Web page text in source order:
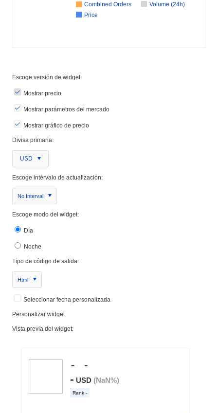
Combined Orders
Volume (24h)
Price
Escoge versión de widget:
Mostrar precio
Mostrar parámetros del mercado
Mostrar gráfico de precio
Divisa primaria:
USD
Escoge intérvalo de actualización:
No Interval
Escoge modo del widget:
Día
Noche
Tipo de código de salida:
Html
Seleccionar fecha personalizada
Personalizar widget
Vista previa del widget: